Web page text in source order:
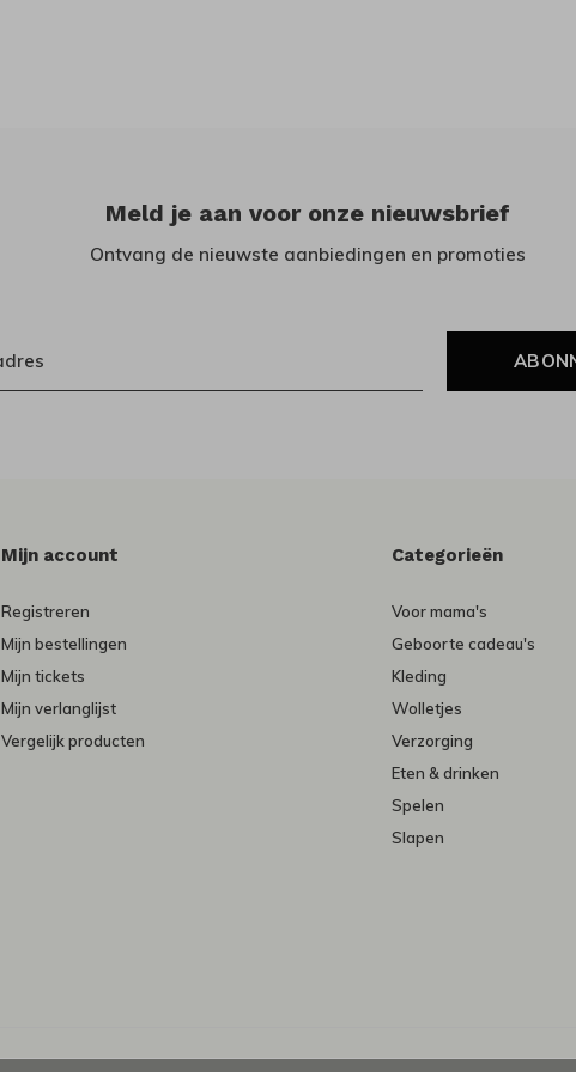
Meld je aan voor onze nieuwsbrief
Ontvang de nieuwste aanbiedingen en promoties
Mijn account
Registreren
Mijn bestellingen
Mijn tickets
Mijn verlanglijst
Vergelijk producten
Categorieën
Voor mama's
Geboorte cadeau's
Kleding
Wolletjes
Verzorging
Eten & drinken
Spelen
Slapen